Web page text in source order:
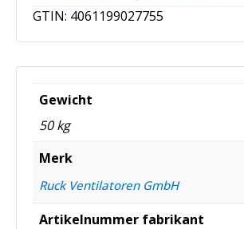
GTIN: 4061199027755
Gewicht
50 kg
Merk
Ruck Ventilatoren GmbH
Artikelnummer fabrikant